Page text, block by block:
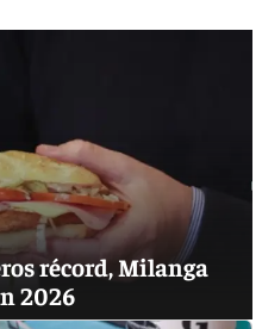
récord, Milanga
2026